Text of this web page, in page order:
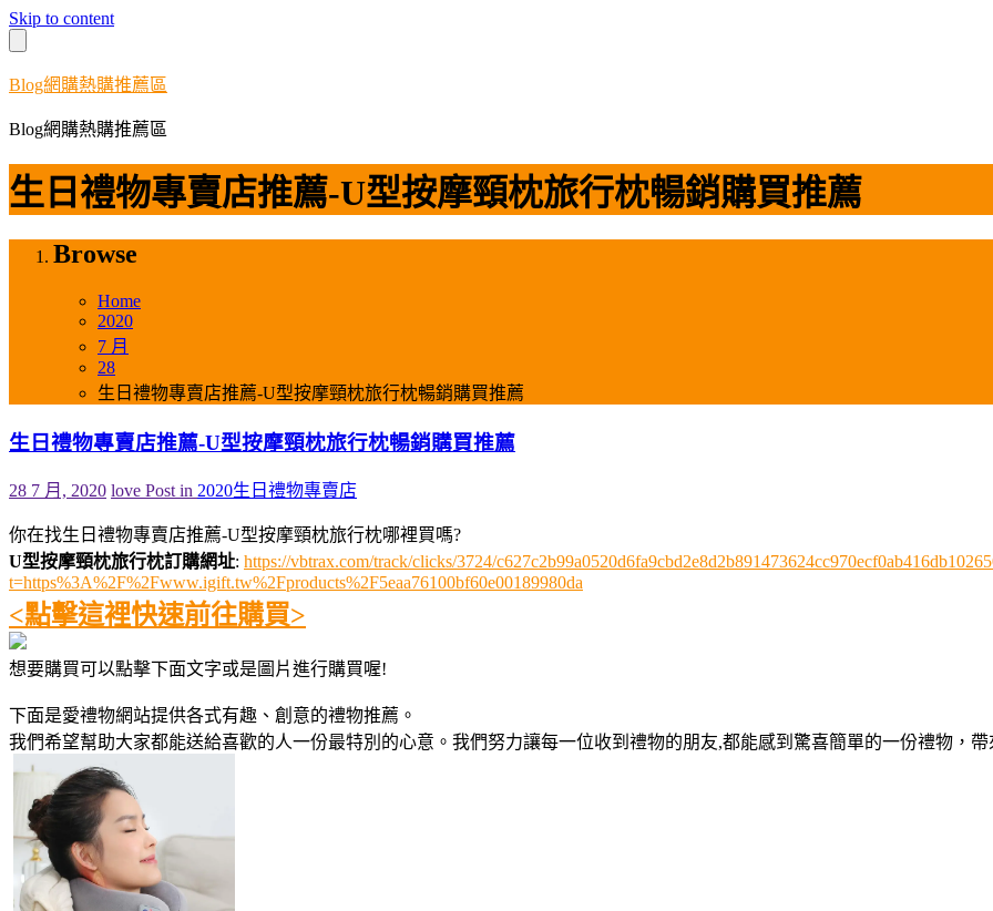
Skip to content
Blog網購熱購推薦區
Blog網購熱購推薦區
生日禮物專賣店推薦-U型按摩頸枕旅行枕暢銷購買推薦
Browse
Home
2020
7 月
28
生日禮物專賣店推薦-U型按摩頸枕旅行枕暢銷購買推薦
生日禮物專賣店推薦-U型按摩頸枕旅行枕暢銷購買推薦
28 7 月, 2020 love Post in 2020生日禮物專賣店
你在找生日禮物專賣店推薦-U型按摩頸枕旅行枕哪裡買嗎?
U型按摩頸枕旅行枕訂購網址: https://vbtrax.com/track/clicks/3724/
t=https%3A%2F%2Fwww.igift.tw%2Fproducts%2F5eaa76100bf60e00189980da
<點擊這裡快速前往購買>
想要購買可以點擊下面文字或是圖片進行購買喔!
下面是愛禮物網站提供各式有趣、創意的禮物推薦。
我們希望幫助大家都能送給喜歡的人一份最特別的心意。我們努力讓每一位收到禮物的朋友,都能感到驚喜簡單的一份禮物，